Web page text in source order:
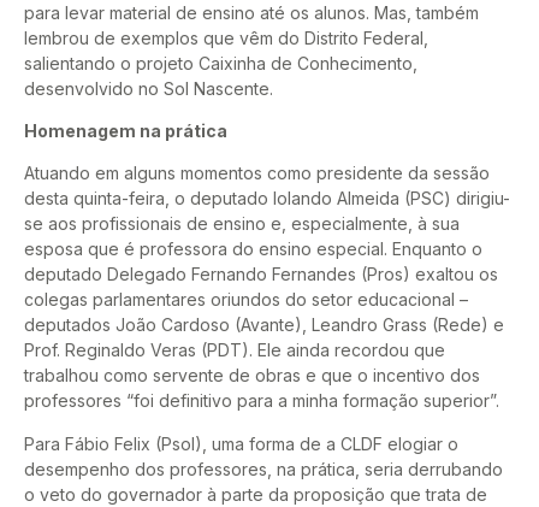
para levar material de ensino até os alunos. Mas, também
lembrou de exemplos que vêm do Distrito Federal,
salientando o projeto Caixinha de Conhecimento,
desenvolvido no Sol Nascente.
Homenagem na prática
Atuando em alguns momentos como presidente da sessão
desta quinta-feira, o deputado Iolando Almeida (PSC) dirigiu-
se aos profissionais de ensino e, especialmente, à sua
esposa que é professora do ensino especial. Enquanto o
deputado Delegado Fernando Fernandes (Pros) exaltou os
colegas parlamentares oriundos do setor educacional –
deputados João Cardoso (Avante), Leandro Grass (Rede) e
Prof. Reginaldo Veras (PDT). Ele ainda recordou que
trabalhou como servente de obras e que o incentivo dos
professores “foi definitivo para a minha formação superior”.
Para Fábio Felix (Psol), uma forma de a CLDF elogiar o
desempenho dos professores, na prática, seria derrubando
o veto do governador à parte da proposição que trata de